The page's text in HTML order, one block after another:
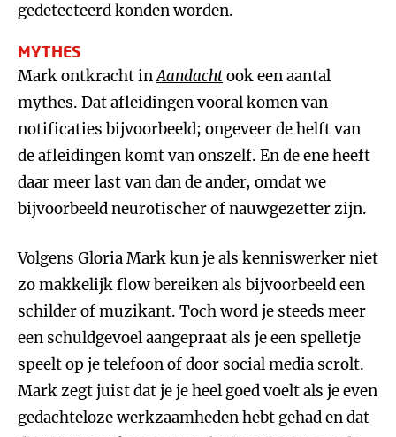
gedetecteerd konden worden.
MYTHES
Mark ontkracht inAandachtook een aantal
mythes. Dat afleidingen vooral komen van
notificaties bijvoorbeeld; ongeveer de helft van
de afleidingen komt van onszelf. En de ene heeft
daar meer last van dan de ander, omdat we
bijvoorbeeld neurotischer of nauwgezetter zijn.
Volgens Gloria Mark kun je als kenniswerker niet
zo makkelijk flow bereiken als bijvoorbeeld een
schilder of muzikant. Toch word je steeds meer
een schuldgevoel aangepraat als je een spelletje
speelt op je telefoon of door social media scrolt.
Mark zegt juist dat je je heel goed voelt als je even
gedachteloze werkzaamheden hebt gehad en dat